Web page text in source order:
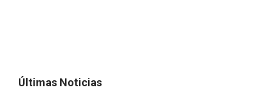
Últimas Noticias